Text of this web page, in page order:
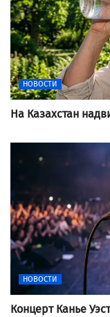
НОВОСТИ
На Казахстан
НОВОСТИ
Концерт Канье